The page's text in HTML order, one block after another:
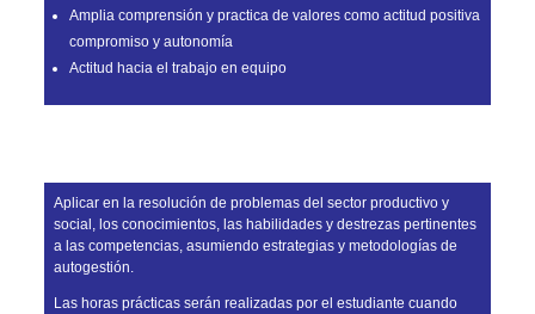
Amplia comprensión y practica de valores como actitud positiva
compromiso y autonomía
Actitud hacia el trabajo en equipo
Aplicar en la resolución de problemas del sector productivo y
social, los conocimientos, las habilidades y destrezas pertinentes
a las competencias, asumiendo estrategias y metodologías de
autogestión.
Las horas prácticas serán realizadas por el estudiante cuando